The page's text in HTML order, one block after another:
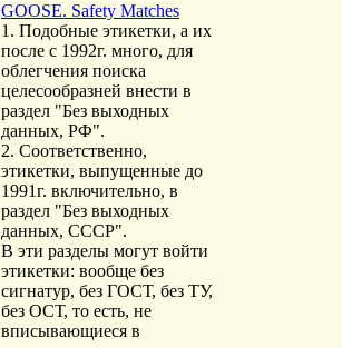
GOOSE. Safety Matches
1. Подобные этикетки, а их
после с 1992г. много, для
облегчения поиска
целесообразней внести в
раздел "Без выходных
данных, РФ".
2. Соответственно,
этикетки, выпущенные до
1991г. включительно, в
раздел "Без выходных
данных, СССР".
В эти разделы могут войти
этикетки: вообще без
сигнатур, без ГОСТ, без ТУ,
без ОСТ, то есть, не
вписывающиеся в